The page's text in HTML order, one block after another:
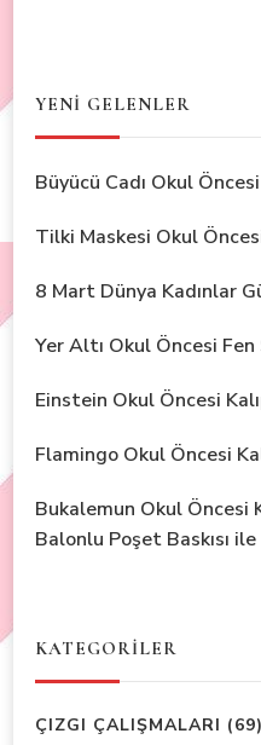
YENİ GELENLER
Büyücü Cadı Okul
Tilki Maskesi Okul
8 Mart Dünya Kadınlar
Yer Altı Okul Öncesi
Einstein Okul Öncesi
Flamingo Okul Öncesi
Bukalemun Okul Öncesi
Balonlu Poşet Baskısı ile
KATEGORİLER
ÇIZGI ÇALIŞMALARI (69)